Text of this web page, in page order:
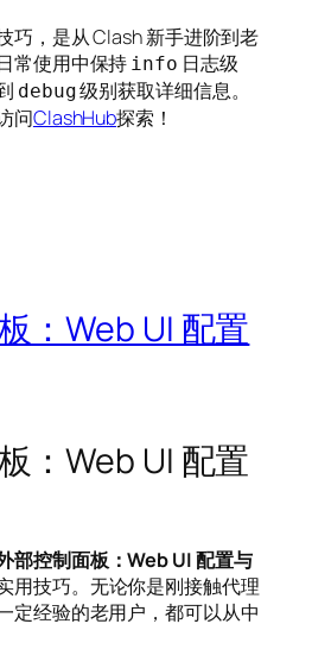
巧，是从 Clash 新手进阶到老
常使用中保持 info 日志级
debug级别获取详细信息。
问ClashHub探索！
：Web UI 配置
：Web UI 配置
部控制面板：Web UI 配置与
用技巧。无论你是刚接触代理
定经验的老用户，都可以从中